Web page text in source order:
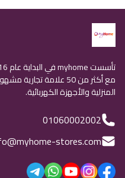
مع أكثر من 50 علامة
المنزلية والأجهزة الكهربائية.
01060002002
stores.com